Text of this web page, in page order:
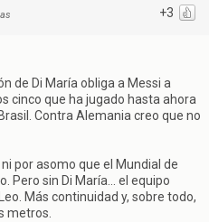
+3
de Di María obliga a Messi a
cinco que ha jugado hasta ahora
Contra Alemania creo que no
por asomo que el Mundial de
Pero sin Di María... el equipo
Más continuidad y, sobre todo,
metros.